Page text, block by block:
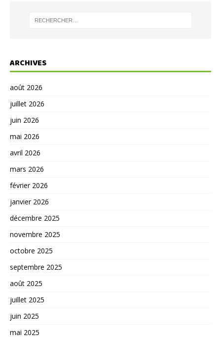
ARCHIVES
août 2026
juillet 2026
juin 2026
mai 2026
avril 2026
mars 2026
février 2026
janvier 2026
décembre 2025
novembre 2025
octobre 2025
septembre 2025
août 2025
juillet 2025
juin 2025
mai 2025